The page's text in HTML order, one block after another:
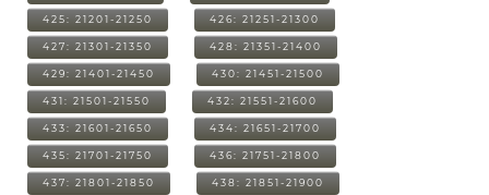
425: 21201-21250 426: 21251-21300
427: 21301-21350 428: 21351-21400
429: 21401-21450 430: 21451-21500
431: 21501-21550 432: 21551-21600
433: 21601-21650 434: 21651-21700
435: 21701-21750 436: 21751-21800
437: 21801-21850 438: 21851-21900